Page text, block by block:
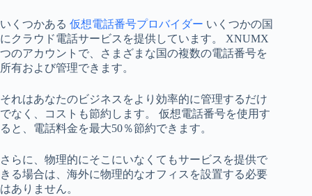
いくつかある 仮想電話番号プロバイダー いくつかの国
にクラウド電話サービスを提供しています。 XNUMX
つのアカウントで、さまざまな国の複数の電話番号を
所有および管理できます。
それはあなたのビジネスをより効率的に管理するだけ
でなく、コストも節約します。 仮想電話番号を使用す
ると、電話料金を最大50％節約できます。
さらに、物理的にそこにいなくてもサービスを提供で
きる場合は、海外に物理的なオフィスを設置する必要
はありません。